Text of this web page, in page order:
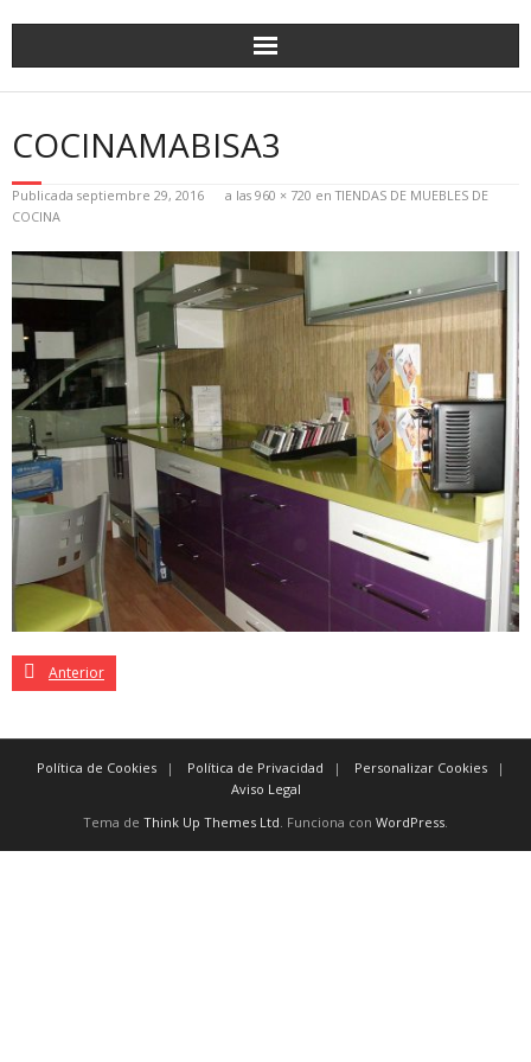
COCINAMABISA3
Publicada septiembre 29, 2016 a las 960 × 720 enTIENDAS DE MUEBLES DE
COCINA
Anterior
Política de Cookies Política de Privacidad
Personalizar Cookies
Aviso Legal
Tema de Think Up Themes Ltd. Funciona con WordPress.